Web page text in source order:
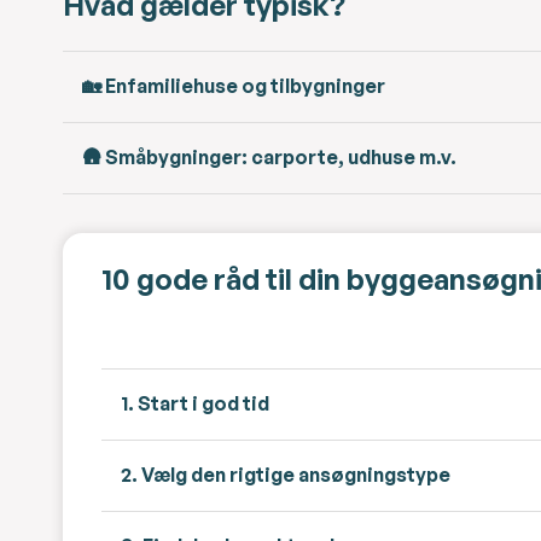
🏡 Enfamiliehuse og tilbygninger
🛖 Småbygninger: carporte, udhuse m.v.
10 gode råd til din
1. Start i god tid
2. Vælg den rigtige ansøgningstype